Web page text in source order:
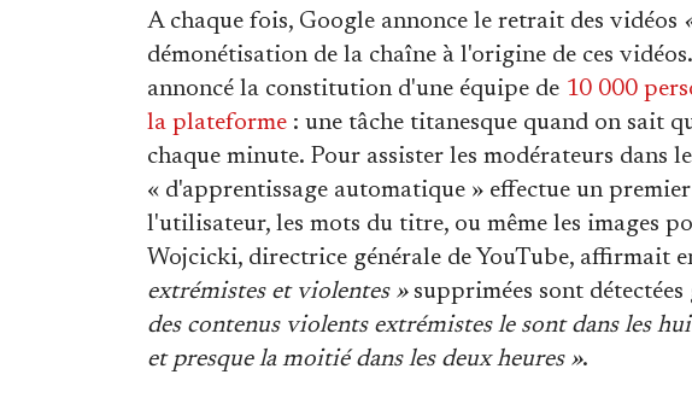
A chaque fois, Google annonce le retrait des vidéos
démonétisation de la chaîne à l'origine de ces
annoncé la constitution d'une équipe de 10 000
la plateforme : une tâche titanesque quand on sait
chaque minute. Pour assister les modérateurs dans
« d'apprentissage automatique » effectue un
l'utilisateur, les mots du titre, ou même les images
Wojcicki, directrice générale de YouTube, affirmait
extrémistes et violentes »supprimées sont
des contenus violents extrémistes le sont dans les
et presque la moitié dans les deux heures ».